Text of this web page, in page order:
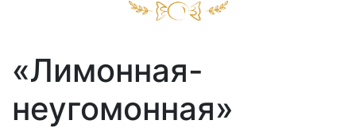
«Лимонная-
неугомонная»